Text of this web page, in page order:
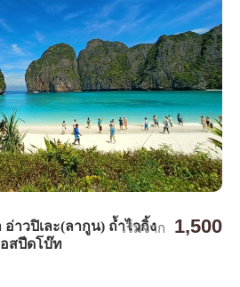
าวปิเละ(ลากูน) ถ้ำไวกิ้ง
อสปีดโบ๊ท
เริ่มจาก 1,500